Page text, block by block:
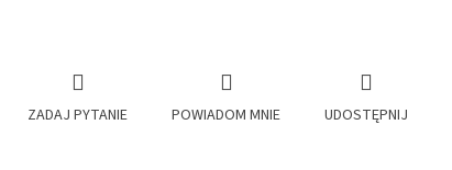
ZADAJ PYTANIE POWIADOM MNIE UDOSTĘPNIJ